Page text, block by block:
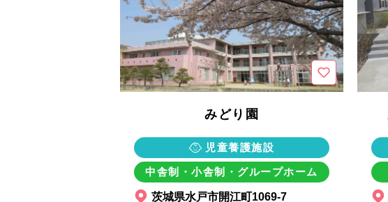
みどり園
児童養護施設
中舎制・小舎制・グループホーム
茨城県水戸市開江町1069-7